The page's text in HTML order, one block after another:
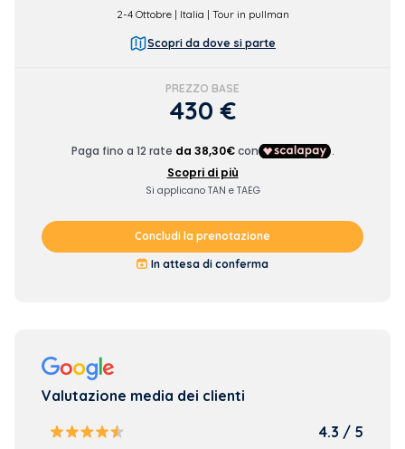
2-4 Ottobre | Italia | Tour in pullman
Scopri da dove si parte
PREZZO BASE
430 €
Concludi la prenotazione
In attesa di conferma
Valutazione media dei clienti
4.3 / 5